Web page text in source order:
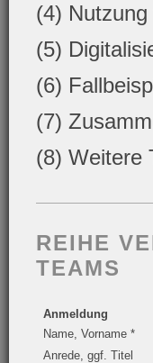
(4)
(5)
(6)
(7)
(8) Weitere
REIHE
TEAMS
Anmeldung
Name, Vorname *
Anrede, ggf. Titel